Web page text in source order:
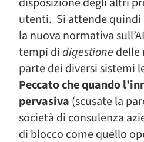
utenti. Si attende quindi
la nuova normativa
tempi didigestione delle
parte dei diversi sistemi
Peccato che quando
pervasiva (scusate la
società di consulenza
di blocco come quello